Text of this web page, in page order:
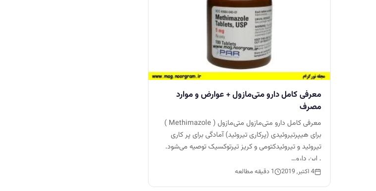
معرفی کامل دارو متی‌مازول + عوارض و موارد
مصرف
معرفی کامل دارو متی‌مازول متی‌مازول ( Methimazole )
برای هیپرتیروئیدی (پرکاری تیروئید) آمادگی برای پر کاری
تیروئید و تیروئیدکتومی و کریز تیرتوکسیک توصیه می‌شود.
. این دارو…
4 اکتبر, 2019 1 دقیقه مطالعه